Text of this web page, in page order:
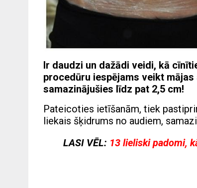
Ir daudzi un dažādi veidi, kā
procedūru iespējams veikt
samazinājušies līdz pat 2,5 cm!
Pateicoties ietīšanām, tiek
liekais šķidrums no audiem,
LASI VĒL: 13 lieliski padomi,